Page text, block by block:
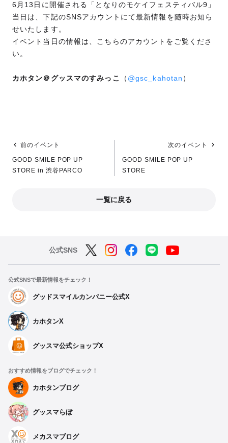
6月13日に開催される「となりのモケイフェスティバル9」
当日は、下記のSNSアカウントにて最新情報を随時お知ら
せいたします。
イベント当日の情報は、こちらのアカウントをご覧くださ
い。
カホタン＠グッスマのすみっこ （ @gsc_kahotan ）
前のイベント
GOOD SMILE POP UP
STORE in 渋谷PARCO
次のイベント
GOOD SMILE POP UP
STORE
一覧に戻る
公式SNS
公式SNSで最新情報をチェック！
グッドスマイルカンパニー公式X
カホタンX
グッスマ公式ショップX
おすすめ情報をブログでチェック！
カホタンブログ
グッスマらぼ
メカスマブログ